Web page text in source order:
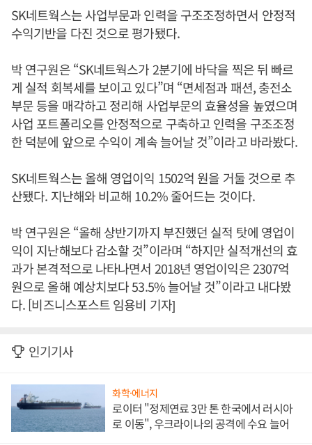
SK네트웍스는 사업부문과 인력을 구조조정하면서 안정적
수익기반을 다진 것으로 평가됐다.
박 연구원은 “SK네트웍스가 2분기에 바닥을 찍은 뒤 빠르
게 실적 회복세를 보이고 있다”며 “면세점과 패션, 충전소
부문 등을 매각하고 정리해 사업부문의 효율성을 높였으며
사업 포트폴리오를 안정적으로 구축하고 인력을 구조조정
한 덕분에 앞으로 수익이 계속 늘어날 것”이라고 바라봤다.
SK네트웍스는 올해 영업이익 1502억 원을 거둘 것으로 추
산됐다. 지난해와 비교해 10.2% 줄어드는 것이다.
박 연구원은 “올해 상반기까지 부진했던 실적 탓에 영업이
익이 지난해보다 감소할 것”이라며 “하지만 실적개선의 효
과가 본격적으로 나타나면서 2018년 영업이익은 2307억
원으로 올해 예상치보다 53.5% 늘어날 것”이라고 내다봤
다. [비즈니스포스트 임용비 기자]
인기기사
화학·에너지
로이터 "정제연료 3만 톤 한국에서 러시아
로 이동", 우크라이나의 공격에 수요 늘어